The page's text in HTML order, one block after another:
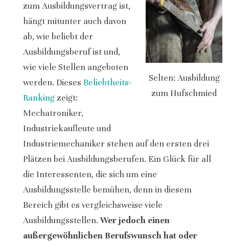
Selten: Ausbildung
zum Hufschmied
zum Ausbildungsvertrag ist,
hängt mitunter auch davon
ab, wie beliebt der
Ausbildungsberuf ist und,
wie viele Stellen angeboten
werden. Dieses Beliebtheits-
Rankingzeigt:
Mechatroniker,
Industriekaufleute und
Industriemechaniker stehen auf den ersten drei
Plätzen bei Ausbildungsberufen. Ein Glück für all
die Interessenten, die sich um eine
Ausbildungsstelle bemühen, denn in diesem
Bereich gibt es vergleichsweise viele
Ausbildungsstellen. Wer jedoch einen
außergewöhnlichen Berufswunsch hat oder